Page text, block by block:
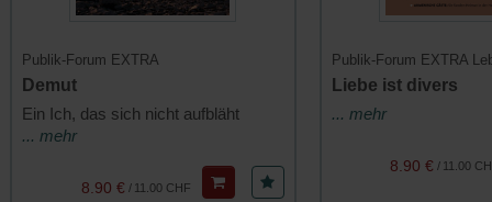
Publik-Forum EXTRA
Demut
Ein Ich, das sich nicht aufbläht
... mehr
11.00 CHF
/
8.90 €
Publik-Forum EXTRA
Liebe ist divers
... mehr
11.00
/
8.90 €